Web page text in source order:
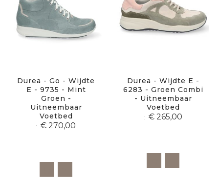
Durea - Go - Wijdte
E - 9735 - Mint
Groen -
Uitneembaar
Voetbed
€ 270,00
Durea - Wijdte E -
6283 - Groen Combi
- Uitneembaar
Voetbed
€ 265,00